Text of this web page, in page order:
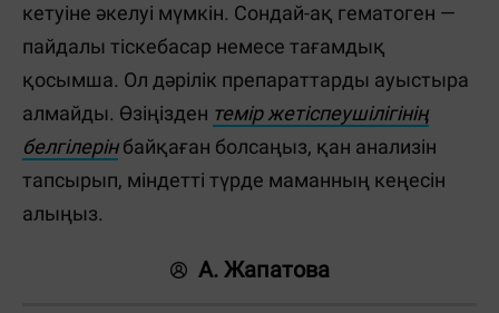
кетуіне әкелуі мүмкін. Сондай-ақ гематоген —
пайдалы тіскебасар немесе тағамдық
қосымша. Ол дәрілік препараттарды ауыстыра
алмайды. Өзіңізден темір жетіспеушілігінің
белгілерінбайқаған болсаңыз, қан анализін
тапсырып, міндетті түрде маманның кеңесін
алыңыз.
А. Жапатова